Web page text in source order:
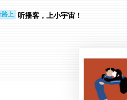
上 听播客，上小宇宙！